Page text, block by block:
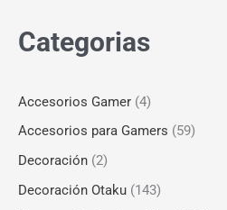
Categorias
Accesorios Gamer (4)
Accesorios para Gamers (59)
Decoración (2)
Decoración Otaku (143)